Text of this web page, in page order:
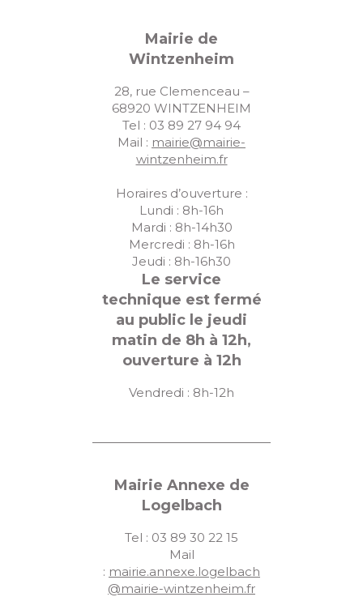
Mairie de
Wintzenheim
28, rue Clemenceau –
68920 WINTZENHEIM
Tel : 03 89 27 94 94
Mail : mairie@mairie-
wintzenheim.fr
Horaires d’ouverture :
Lundi : 8h-16h
Mardi : 8h-14h30
Mercredi : 8h-16h
Jeudi : 8h-16h30
Le service
technique est fermé
au public le jeudi
matin de 8h à 12h,
ouverture à 12h
Vendredi : 8h-12h
Mairie Annexe de
Logelbach
Tel : 03 89 30 22 15
Mail
: mairie.annexe.logelbach
@mairie-wintzenheim.fr